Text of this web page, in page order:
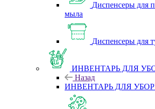
Диспенсеры для
мыла
Диспенсеры для
ИНВЕНТАРЬ ДЛЯ
Назад
ИНВЕНТАРЬ ДЛЯ